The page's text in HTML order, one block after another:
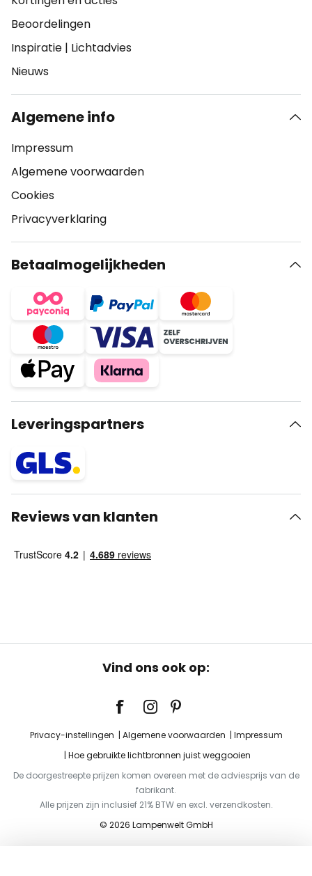
Beoordelingen
Inspiratie | Lichtadvies
Nieuws
Algemene info
Impressum
Algemene voorwaarden
Cookies
Privacyverklaring
Betaalmogelijkheden
Leveringspartners
Reviews van klanten
Vind ons ook op:
Privacy-instellingen Algemene voorwaarden
Impressum
Hoe gebruikte lichtbronnen juist weggooien
De doorgestreepte prijzen komen overeen met de adviesprijs van de
fabrikant.
Alle prijzen zijn inclusief 21% BTW en excl. verzendkosten.
© 2026 Lampenwelt GmbH